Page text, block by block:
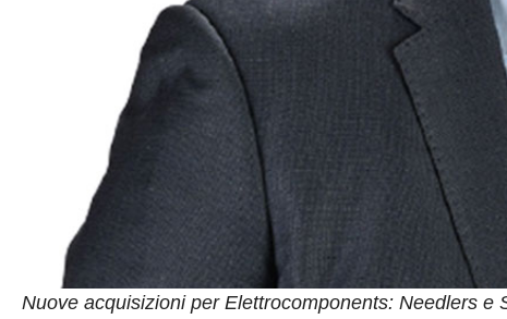
Nuove acquisizioni per Elettrocomponents: Needlers e